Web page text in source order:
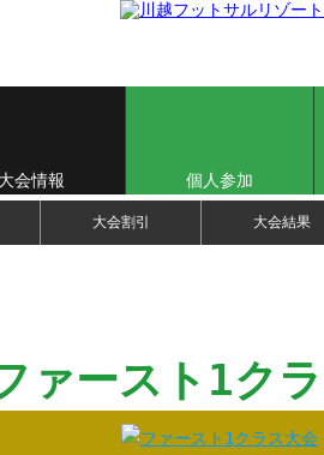
大会情報 個人参加
大会割引 大会結果
ァースト1ク